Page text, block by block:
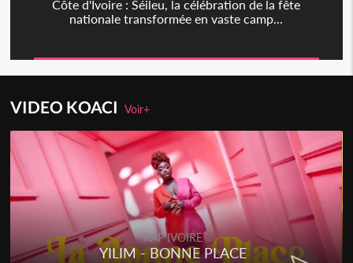
Côte d'Ivoire : Séileu, la célébration de la fête
nationale transformée en vaste camp...
VIDEO KOACIVoir+
RAP IVOIRE
YILIM - BONNE PLACE